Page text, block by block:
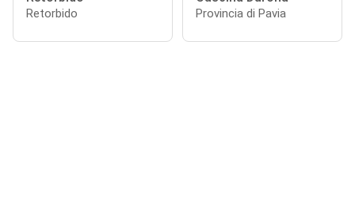
Retorbido Provincia di Pavia